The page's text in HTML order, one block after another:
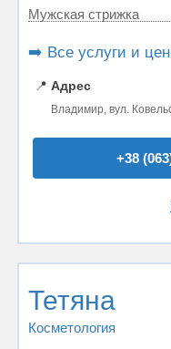
Мужская стрижка
➡️ Все услуги и
📍 Адрес
Владимир, вул.
+38
Тетяна
Косметология